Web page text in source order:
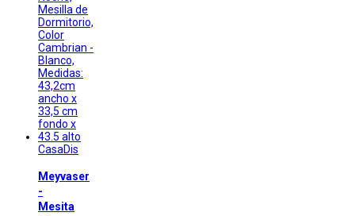
CasaDis
Meyvaser
-
Mesita